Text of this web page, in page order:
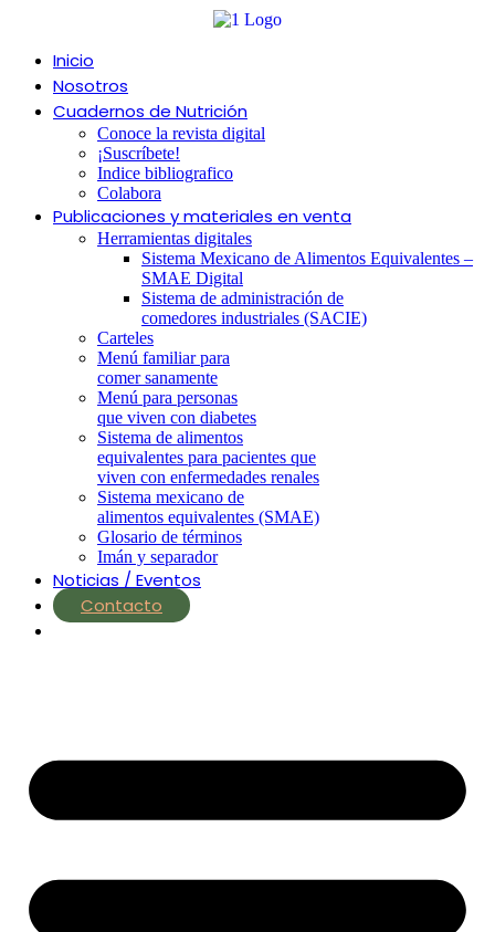
contenido
Inicio
Nosotros
Cuadernos de Nutrición
Conoce la revista digital
¡Suscríbete!
Indice bibliografico
Colabora
Publicaciones y materiales en venta
Herramientas digitales
Sistema Mexicano de Alimentos Equivalentes –
SMAE Digital
Sistema de administración de
comedores industriales (SACIE)
Carteles
Menú familiar para
comer sanamente
Menú para personas
que viven con diabetes
Sistema de alimentos
equivalentes para pacientes que
viven con enfermedades renales
Sistema mexicano de
alimentos equivalentes (SMAE)
Glosario de términos
Imán y separador
Noticias / Eventos
Contacto